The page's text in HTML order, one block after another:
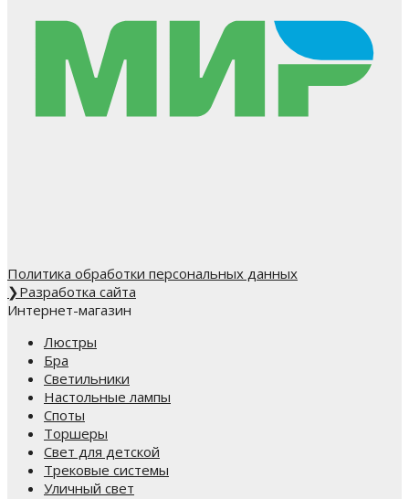
Политика обработки персональных данных
❯Разработка сайта
Интернет-магазин
Люстры
Бра
Светильники
Настольные лампы
Споты
Торшеры
Свет для детской
Трековые системы
Уличный свет